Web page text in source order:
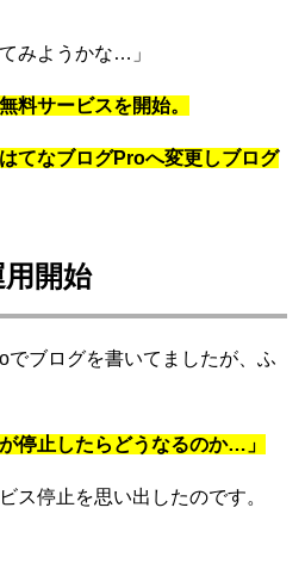
みようかな…」
料サービスを開始。
てなブログProへ変更しブログ
開始
でブログを書いてましたが、ふ
停止したらどうなるのか…」
ス停止を思い出したのです。